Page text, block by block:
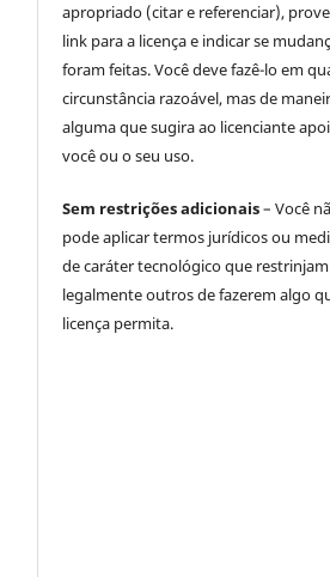
apropriado (citar e referenciar),
link para a licença e indicar se
foram feitas. Você deve fazê-lo em
circunstância razoável, mas de
alguma que sugira ao licenciante
você ou o seu uso.
Sem restrições adicionais– Você
pode aplicar termos jurídicos ou
de caráter tecnológico que restrinjam
legalmente outros de fazerem algo
licença permita.